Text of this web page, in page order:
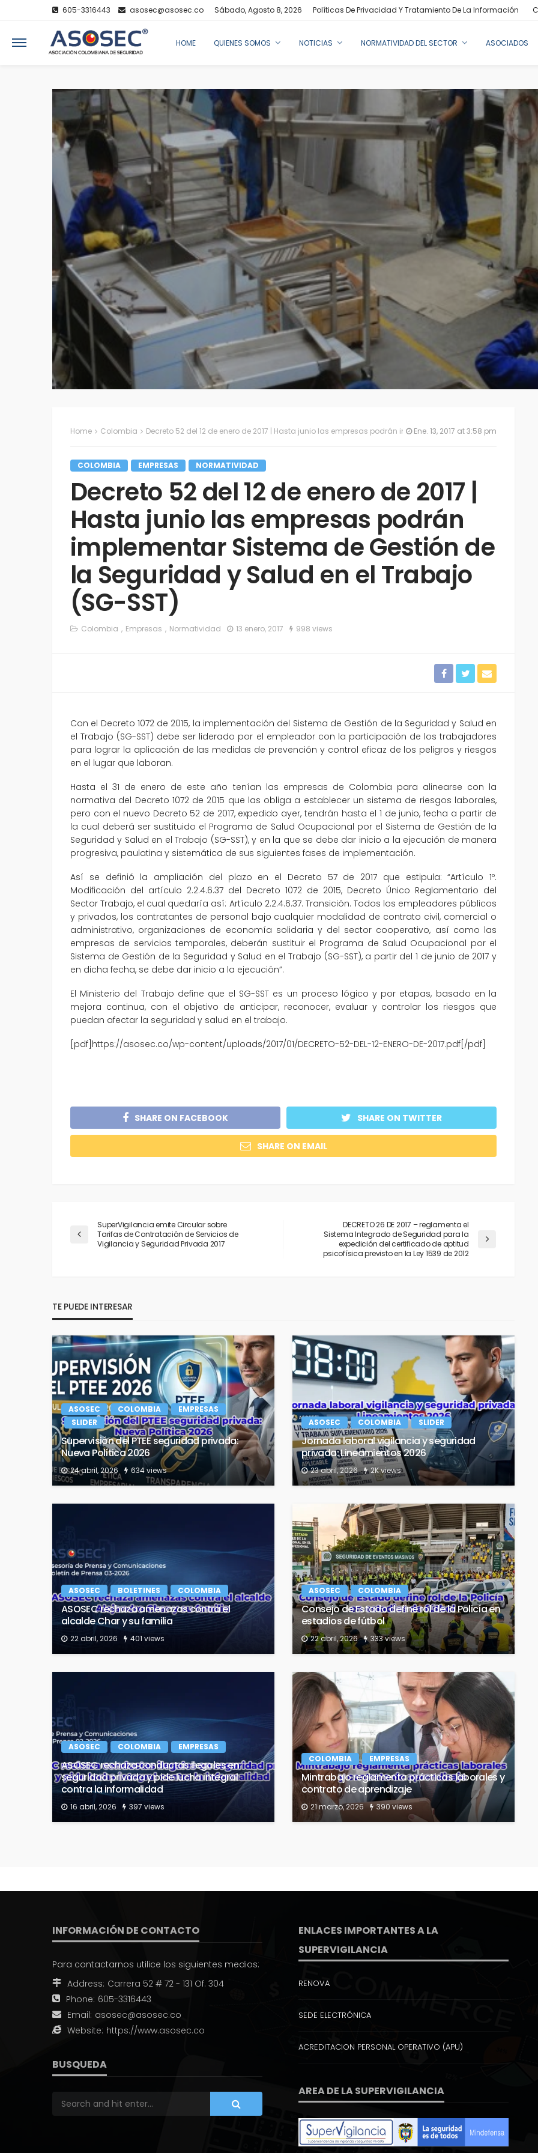
605-3316443 asosec@asosec.co Sábado, Agosto 8, 2026 Políticas De Privacidad Y Tratamiento De La Información
HOME QUIENES SOMOS NOTICIAS NORMATIVIDAD DEL SECTOR ASOCIADOS
Home Colombia Decreto 52 del 12 de enero de 2017 | Hasta junio las empresas podrán implementar Sistema de Gestión de la Seguridad y Salud en el Trabajo (SG-SST)
Ene. 13, 2017 at 3:58 pm
COLOMBIA EMPRESAS NORMATIVIDAD
Decreto 52 del 12 de enero de 2017 |
Hasta junio las empresas podrán
implementar Sistema de Gestión de
la Seguridad y Salud en el Trabajo
(SG-SST)
Colombia Empresas Normatividad 13 enero, 2017 998 views
Con el Decreto 1072 de 2015, la implementación del Sistema de Gestión de la Seguridad y Salud en
el Trabajo (SG-SST) debe ser liderado por el empleador con la participación de los trabajadores
para lograr la aplicación de las medidas de prevención y control eficaz de los peligros y riesgos
en el lugar que laboran.
Hasta el 31 de enero de este año tenían las empresas de Colombia para alinearse con la
normativa del Decreto 1072 de 2015 que las obliga a establecer un sistema de riesgos laborales,
pero con el nuevo Decreto 52 de 2017, expedido ayer, tendrán hasta el 1 de junio, fecha a partir de
la cual deberá ser sustituido el Programa de Salud Ocupacional por el Sistema de Gestión de la
Seguridad y Salud en el Trabajo (SG-SST), y en la que se debe dar inicio a la ejecución de manera
progresiva, paulatina y sistemática de sus siguientes fases de implementación.
Así se definió la ampliación del plazo en el Decreto 57 de 2017 que estipula: “Artículo 1º.
Modificación del artículo 2.2.4.6.37 del Decreto 1072 de 2015, Decreto Único Reglamentario del
Sector Trabajo, el cual quedaría así: Artículo 2.2.4.6.37. Transición. Todos los empleadores públicos
y privados, los contratantes de personal bajo cualquier modalidad de contrato civil, comercial o
administrativo, organizaciones de economía solidaria y del sector cooperativo, así como las
empresas de servicios temporales, deberán sustituir el Programa de Salud Ocupacional por el
Sistema de Gestión de la Seguridad y Salud en el Trabajo (SG-SST), a partir del 1 de junio de 2017 y
en dicha fecha, se debe dar inicio a la ejecución”.
El Ministerio del Trabajo define que el SG-SST es un proceso lógico y por etapas, basado en la
mejora continua, con el objetivo de anticipar, reconocer, evaluar y controlar los riesgos que
puedan afectar la seguridad y salud en el trabajo.
[pdf]https://asosec.co/wp-content/uploads/2017/01/DECRETO-52-DEL-12-ENERO-DE-2017.pdf[/pdf]
SHARE ON FACEBOOK SHARE ON TWITTER
SHARE ON EMAIL
SuperVigilancia emite Circular sobre
Tarifas de Contratación de Servicios de
Vigilancia y Seguridad Privada 2017
DECRETO 26 DE 2017 – reglamenta el
Sistema Integrado de Seguridad para la
expedición del certificado de aptitud
psicofísica previsto en la Ley 1539 de 2012
TE PUEDE INTERESAR
ASOSEC COLOMBIA
EMPRESAS
SLIDER
Supervisión del PTEE seguridad privada:
Nueva Política 2026
24 abril, 2026 634 views
ASOSEC COLOMBIA SLIDER
Jornada laboral vigilancia y seguridad
privada: Lineamientos 2026
23 abril, 2026 2K views
ASOSEC BOLETINES COLOMBIA
ASOSEC rechaza amenazas contra el
alcalde Char y su familia
22 abril, 2026 401 views
ASOSEC COLOMBIA
Consejo de Estado define rol de la Policía en
estadios de fútbol
22 abril, 2026 333 views
ASOSEC COLOMBIA EMPRESAS
ASOSEC rechaza conductas ilegales en
seguridad privada y pide lucha integral
contra la informalidad
16 abril, 2026 397 views
COLOMBIA EMPRESAS
Mintrabajo reglamenta prácticas laborales y
contrato de aprendizaje
21 marzo, 2026 390 views
INFORMACIÓN DE CONTACTO
Para contactarnos utilice los siguientes medios:
Address: Carrera 52 # 72 - 131 Of. 304
Phone: 605-3316443
Email: asosec@asosec.co
Website: https://www.asosec.co
BUSQUEDA
ENLACES IMPORTANTES A LA
SUPERVIGILANCIA
RENOVA
SEDE ELECTRÓNICA
ACREDITACION PERSONAL OPERATIVO (APU)
AREA DE LA SUPERVIGILANCIA